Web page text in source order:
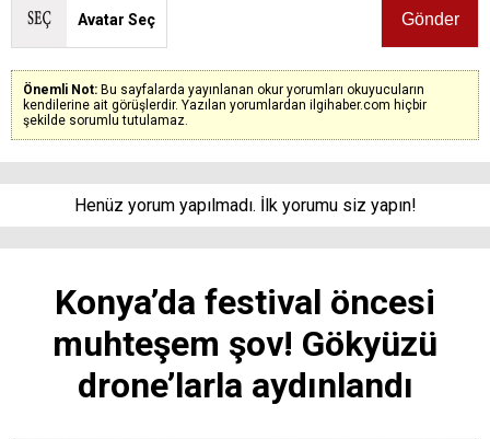
Avatar Seç
Önemli Not: Bu sayfalarda yayınlanan okur yorumları okuyucuların
kendilerine ait görüşlerdir. Yazılan yorumlardan ilgihaber.com hiçbir
şekilde sorumlu tutulamaz.
Henüz yorum yapılmadı. İlk yorumu siz yapın!
Konya’da festival öncesi
muhteşem şov! Gökyüzü
drone’larla aydınlandı